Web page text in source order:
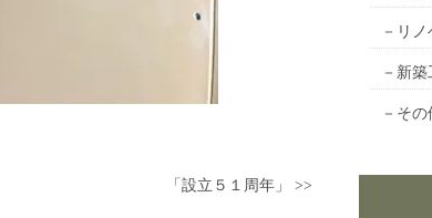
「設立５１周年」 >>
リ
新築
その